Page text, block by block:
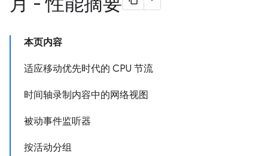
本页内容
适应移动优先时代的 CPU 节流
时间轴录制内容中的网络视图
被动事件监听器
按活动分组